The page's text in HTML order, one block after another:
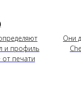
и профиль
печати
Они